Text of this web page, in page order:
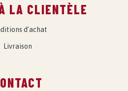
LA CLIENTÈLE
d’achat
Livraison